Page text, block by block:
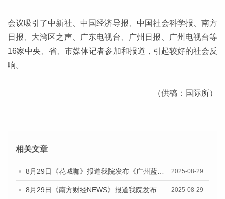
会议吸引了中新社、中国经济导报、中国社会科学报、南方
日报、大湾区之声、广东电视台、广州日报、广州电视台等
16家中央、省、市媒体记者参加和报道，引起较好的社会反
响。
（供稿：国际所）
相关文章
8月29日《花城咖》报道我院发布《广州蓝皮书：广州国际商贸中心发展报告（2025）》的视频采访 2025-08-29
8月29日《南方财经NEWS》报道我院发布《广州蓝皮书：广州国际商贸中心发展报告（2025）》的视频采访 2025-08-29